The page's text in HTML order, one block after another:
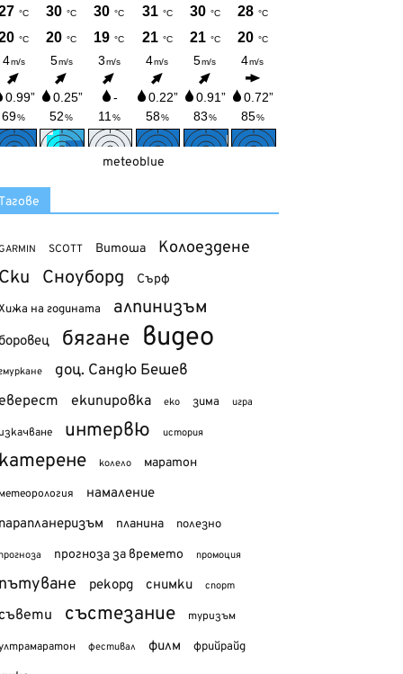
meteoblue
SCOTT Витоша Колоездене
Сноуборд Сърф
на годината алпинизъм
бягане видео
доц. Сандю Бешев
екипировка еко зима игра
интервю история
колело маратон
намаление
планина полезно
прогноза за времето промоция
рекорд снимки спорт
състезание туризъм
фестивал филм фрийрайд